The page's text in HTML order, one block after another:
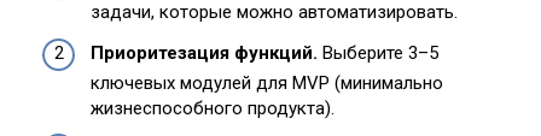
задачи, которые можно автоматизировать.
Приоритезация функций. Выберите 3–5
ключевых модулей для MVP (минимально
жизнеспособного продукта).